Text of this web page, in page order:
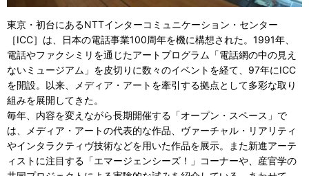
東京・初台にあるNTTインターコミュニケーション・センター
［ICC］は、日本の電話事業100周年を機に構想された。1991年、
電話やファクシミリを通じたアートプログラム「電話網の中の見え
ないミュージアム」を皮切りに数々のイベントを経て、97年にICC
を開設。以来、メディア・アートを牽引する拠点として多彩な取り
組みを展開してきた。
毎年、内容を変えながら長期開催する「オープン・スペース」で
は、メディア・アートの代表的な作品、ヴァーチャル・リアリティ
やインタラクティヴ技術などを用いた作品を展示。また新進アーテ
ィストに注目する「エマージェンシーズ！」コーナーや、産官学の